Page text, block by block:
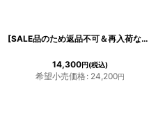
[SALE品のため返品不可＆再入荷なしの現品限り][韓国製][rinfarre]五分袖・七分袖・シンプル・無地・ストーン・ストレッチ・スリット・タイト・ロングドレス[MIRIN着用]
14,300円(税込)
希望小売価格: 24,200円